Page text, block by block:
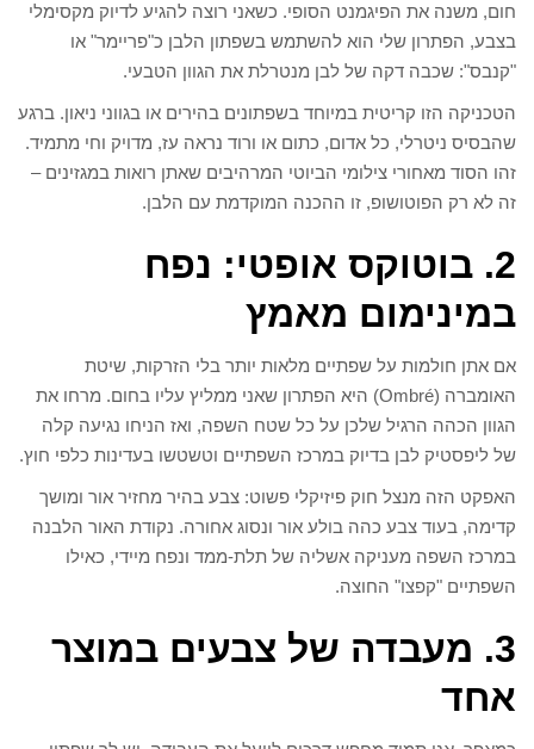
חום, משנה את הפיגמנט הסופי. כשאני רוצה להגיע לדיוק מקסימלי
בצבע, הפתרון שלי הוא להשתמש בשפתון הלבן כ"פריימר" או
"קנבס": שכבה דקה של לבן מנטרלת את הגוון הטבעי.
הטכניקה הזו קריטית במיוחד בשפתונים בהירים או בגווני ניאון. ברגע
שהבסיס ניטרלי, כל אדום, כתום או ורוד נראה עז, מדויק וחי מתמיד.
זהו הסוד מאחורי צילומי הביוטי המרהיבים שאתן רואות במגזינים –
זה לא רק הפוטושופ, זו ההכנה המוקדמת עם הלבן.
2. בוטוקס אופטי: נפח
במינימום מאמץ
אם אתן חולמות על שפתיים מלאות יותר בלי הזרקות, שיטת
האומברה (Ombré) היא הפתרון שאני ממליץ עליו בחום. מרחו את
הגוון הכהה הרגיל שלכן על כל שטח השפה, ואז הניחו נגיעה קלה
של ליפסטיק לבן בדיוק במרכז השפתיים וטשטשו בעדינות כלפי חוץ.
האפקט הזה מנצל חוק פיזיקלי פשוט: צבע בהיר מחזיר אור ומושך
קדימה, בעוד צבע כהה בולע אור ונסוג אחורה. נקודת האור הלבנה
במרכז השפה מעניקה אשליה של תלת-ממד ונפח מיידי, כאילו
השפתיים "קפצו" החוצה.
3. מעבדה של צבעים במוצר
אחד